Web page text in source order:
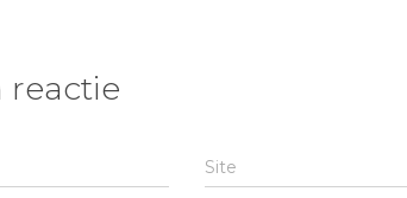
reactie
Site